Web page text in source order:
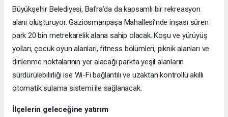
Büyükşehir Belediyesi, Bafra’da da kapsamlı bir rekreasyon
alanı oluşturuyor. Gaziosmanpaşa Mahallesi’nde inşası süren
park 20 bin metrekarelik alana sahip olacak. Koşu ve yürüyüş
yolları, çocuk oyun alanları, fitness bölümleri, piknik alanları ve
dinlenme noktalarının yer alacağı parkta yeşil alanların
sürdürülebilirliği ise Wi-Fi bağlantılı ve uzaktan kontrollü akıllı
otomatik sulama sistemi ile sağlanacak.
İlçelerin geleceğine yatırım